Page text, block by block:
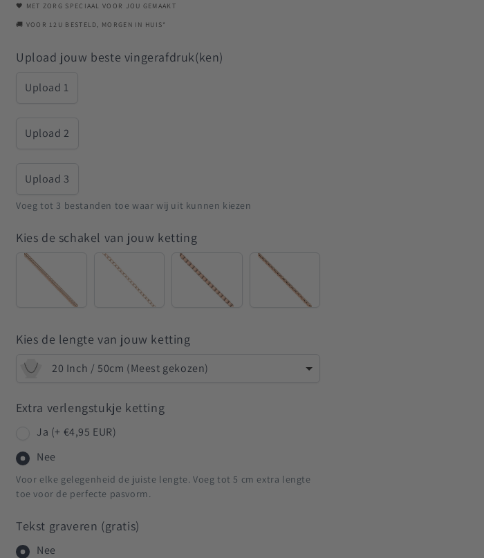
🖤 MET ZORG SPECIAAL VOOR JOU GEMAAKT
🚚 VOOR 12U BESTELD, MORGEN IN HUIS*
Upload jouw beste vingerafdruk(ken)
Upload 1
Upload 2
Upload 3
Voeg tot 3 bestanden toe waar wij uit kunnen kiezen
Kies de schakel van jouw ketting
Venetian
Kies de lengte van jouw ketting
20 Inch / 50cm (Meest gekozen)
Extra verlengstukje ketting
Ja (+ €4,95 EUR)
Nee
Voor elke gelegenheid de juiste lengte. Voeg tot 5 cm extra lengte
toe voor de perfecte pasvorm.
Tekst graveren (gratis)
Nee